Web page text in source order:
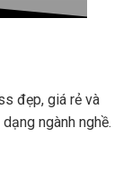
đẹp, giá rẻ và
ngành nghề.